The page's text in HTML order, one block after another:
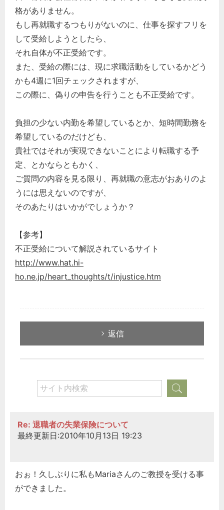
格がありません。
もし再就職するつもりがないのに、仕事を探すフリを
して受給しようとしたら、
それ自体が不正受給です。
また、受給の際には、現に求職活動をしているかどう
かも4週に1回チェックされますが、
この際に、偽りの申告を行うことも不正受給です。
負担の少ない内勤を希望しているとか、短時間勤務を
希望しているのだけども、
貴社ではそれが実現できないことにより転職する予
定、とかならともかく、
ご質問の内容を見る限り、再就職の意志がおありのよ
うには思えないのですが、
そのあたりはいかがでしょうか？
【参考】
不正受給について解説されているサイト
http://www.hat.hi-
ho.ne.jp/heart_thoughts/t/injustice.htm
返信
Re: 退職者の失業保険について
最終更新日:2010年10月13日 19:23
おぉ！久しぶりに私もMariaさんのご教授を受ける事
ができました。